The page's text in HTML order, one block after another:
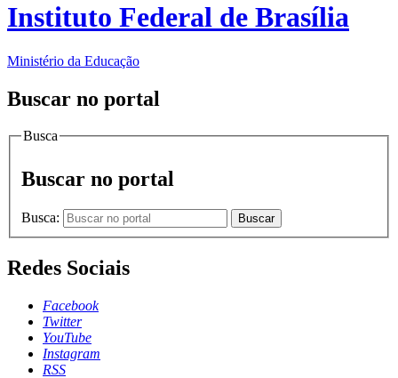
Instituto Federal de Brasília
Ministério da Educação
Buscar no portal
Busca
Buscar no portal
Busca: Buscar
Redes Sociais
Facebook
Twitter
YouTube
Instagram
RSS